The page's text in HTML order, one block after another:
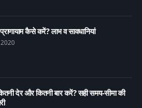
कैसे करें? लाभ व सावधानियां
देर और कितनी बार करें? सही समय-सीमा की